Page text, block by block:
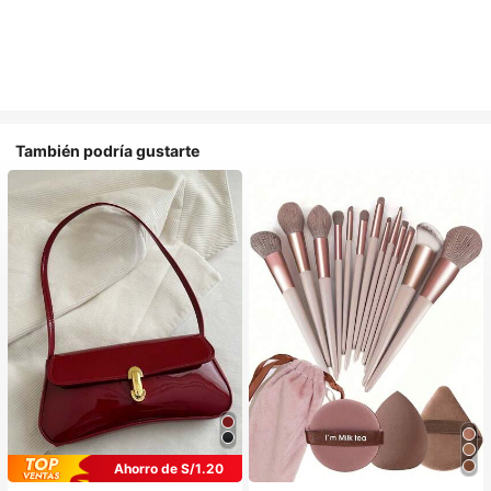
También podría gustarte
Ahorro de S/1.20